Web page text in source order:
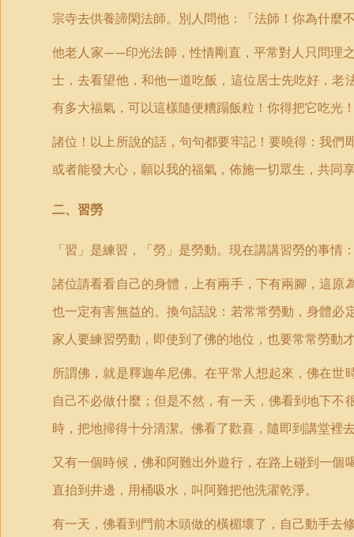
宗寺去供養諦閑法師。別人問他：「法師！你為什麼
他老人家——印光法師，性情剛直，平常對人只問理
士，去看望他，和他一道吃飯，這位居士先吃好，
有多大福氣，可以這樣隨便糟蹋飯粒！你得把它吃光
諸位！以上所說的話，句句都要牢記！要曉得：我
或者能發大心，願以我的福氣，佈施一切眾生，共同
二、習勞
「習」是練習， 「勞」是勞動。現在講講習勞的事情
諸位請看看自己的身體，上有兩手，下有兩腳，這
也一定有害無益的。換句話說：若常常勞動，身體
家人要練習勞動，即使到了佛的地位，也要常常勞動
所謂佛，就是釋迦牟尼佛。在平常人想起來，佛在
自己不必做什麼；但是不然，有一天，佛看到地下
時，把地掃得十分清潔。佛看了歡喜，隨即到講堂裡
又有一個時候，佛和阿難出外遊行，在路上碰到一
直抬到井邊，用桶吸水，叫阿難把他洗濯乾淨。
有一天，佛看到門前木頭做的橫楣壞了，自己動手去